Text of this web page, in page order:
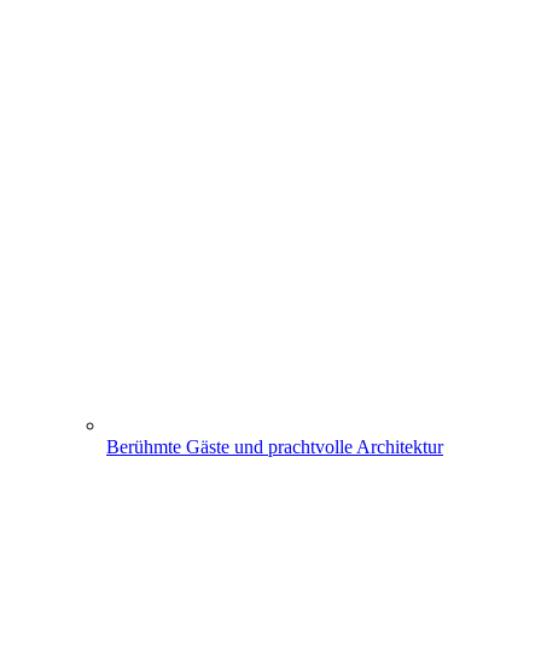
Berühmte Gäste und prachtvolle Architektur